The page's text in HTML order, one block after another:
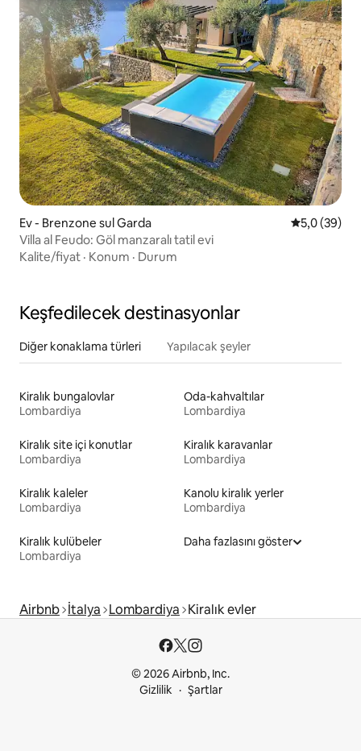
Ev - Brenzone sul Garda 5 üzerinden
5,0 (39)
Villa al Feudo: Göl manzaralı tatil evi
Kalite/fiyat · Konum · Durum
Keşfedilecek destinasyonlar
Diğer konaklama türleri Yapılacak şeyler
Kiralık bungalovlar
Lombardiya
Oda-kahvaltılar
Lombardiya
Kiralık site içi konutlar
Lombardiya
Kiralık karavanlar
Lombardiya
Kiralık kaleler
Lombardiya
Kanolu kiralık yerler
Lombardiya
Kiralık kulübeler
Lombardiya
Daha fazlasını göster
Airbnb İtalya Lombardiya Kiralık evler
© 2026 Airbnb, Inc.
Gizlilik
Şartlar